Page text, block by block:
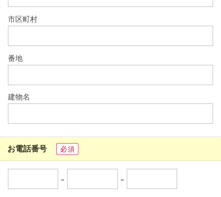
市区町村
番地
建物名
お電話番号 必須
- -